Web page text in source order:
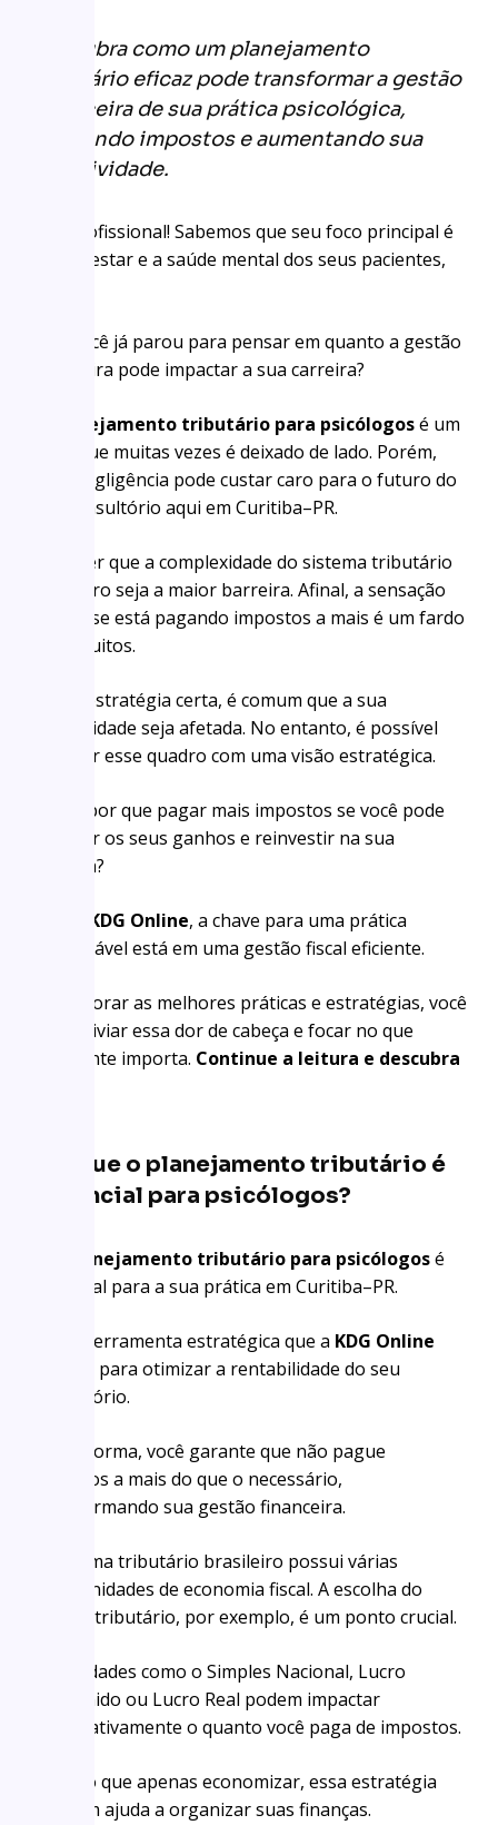
Descubra como um planejamento
tributário eficaz pode transformar a gestão
financeira de sua prática psicológica,
reduzindo impostos e aumentando sua
lucratividade.
Olá, profissional! Sabemos que seu foco principal é
o bem-estar e a saúde mental dos seus pacientes,
Mas você já parou para pensar em quanto a gestão
financeira pode impactar a sua carreira?
planejamento tributário para psicólogosé um
tema que muitas vezes é deixado de lado. Porém,
essa negligência pode custar caro para o futuro do
seu consultório aqui em Curitiba–PR.
Pode ser que a complexidade do sistema tributário
brasileiro seja a maior barreira. Afinal, a sensação
de que se está pagando impostos a mais é um fardo
para muitos.
Sem a estratégia certa, é comum que a sua
lucratividade seja afetada. No entanto, é possível
reverter esse quadro com uma visão estratégica.
Afinal, por que pagar mais impostos se você pode
otimizar os seus ganhos e reinvestir na sua
carreira?
KDG Online, a chave para uma prática
sustentável está em uma gestão fiscal eficiente.
Ao explorar as melhores práticas e estratégias, você
pode aliviar essa dor de cabeça e focar no que
realmente importa. Continue a leitura e descubra
Por que o planejamento tributário é
essencial para psicólogos?
planejamento tributário para psicólogosé
essencial para a sua prática em Curitiba–PR.
É uma ferramenta estratégica que a KDG Online
oferece para otimizar a rentabilidade do seu
consultório.
Dessa forma, você garante que não pague
impostos a mais do que o necessário,
transformando sua gestão financeira.
O sistema tributário brasileiro possui várias
oportunidades de economia fiscal. A escolha do
regime tributário, por exemplo, é um ponto crucial.
Modalidades como o Simples Nacional, Lucro
Presumido ou Lucro Real podem impactar
significativamente o quanto você paga de impostos.
Mais do que apenas economizar, essa estratégia
também ajuda a organizar suas finanças.